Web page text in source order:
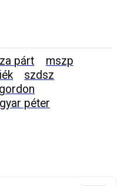
párt
mszp
szdsz
péter